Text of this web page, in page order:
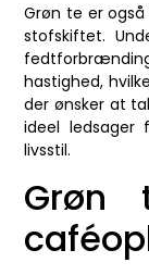
Grøn te er
stofskiftet.
hastighed,
der ønsker at
ideel ledsager
livsstil.
Grøn